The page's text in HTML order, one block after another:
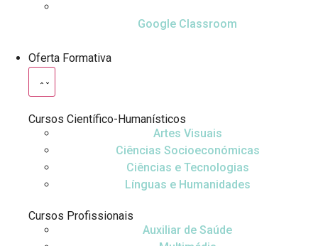
Google Classroom
Oferta Formativa
Cursos Científico-Humanísticos
Artes Visuais
Ciências Socioeconómicas
Ciências e Tecnologias
Línguas e Humanidades
Cursos Profissionais
Auxiliar de Saúde